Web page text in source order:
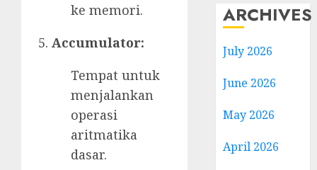
ke memori.
Accumulator:
Tempat untuk
menjalankan
operasi
aritmatika
dasar.
ARCHIVES
July 2026
June 2026
May 2026
April 2026